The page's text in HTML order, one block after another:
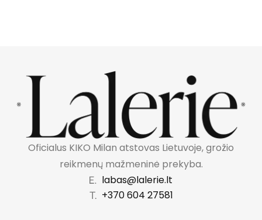
Oficialus KIKO Milan atstovas Lietuvoje, grožio
reikmenų mažmeninė prekyba.
labas@lalerie.lt
+370 604 27581